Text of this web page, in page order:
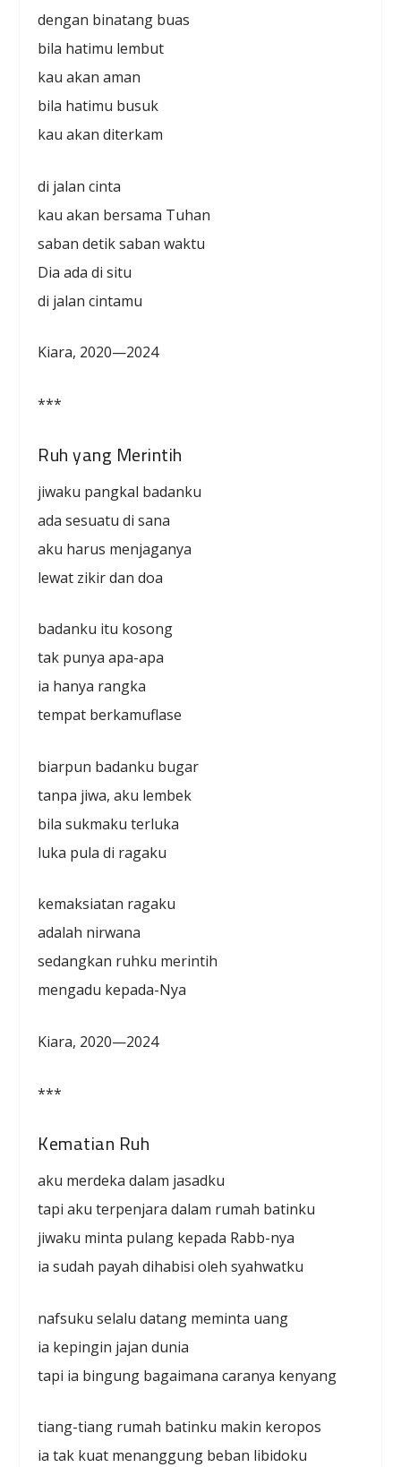
dengan binatang buas
bila hatimu lembut
kau akan aman
bila hatimu busuk
kau akan diterkam
di jalan cinta
kau akan bersama Tuhan
saban detik saban waktu
Dia ada di situ
di jalan cintamu
Kiara, 2020—2024
***
Ruh yang Merintih
jiwaku pangkal badanku
ada sesuatu di sana
aku harus menjaganya
lewat zikir dan doa
badanku itu kosong
tak punya apa-apa
ia hanya rangka
tempat berkamuflase
biarpun badanku bugar
tanpa jiwa, aku lembek
bila sukmaku terluka
luka pula di ragaku
kemaksiatan ragaku
adalah nirwana
sedangkan ruhku merintih
mengadu kepada-Nya
Kiara, 2020—2024
***
Kematian Ruh
aku merdeka dalam jasadku
tapi aku terpenjara dalam rumah batinku
jiwaku minta pulang kepada Rabb-nya
ia sudah payah dihabisi oleh syahwatku
nafsuku selalu datang meminta uang
ia kepingin jajan dunia
tapi ia bingung bagaimana caranya kenyang
tiang-tiang rumah batinku makin keropos
ia tak kuat menanggung beban libidoku